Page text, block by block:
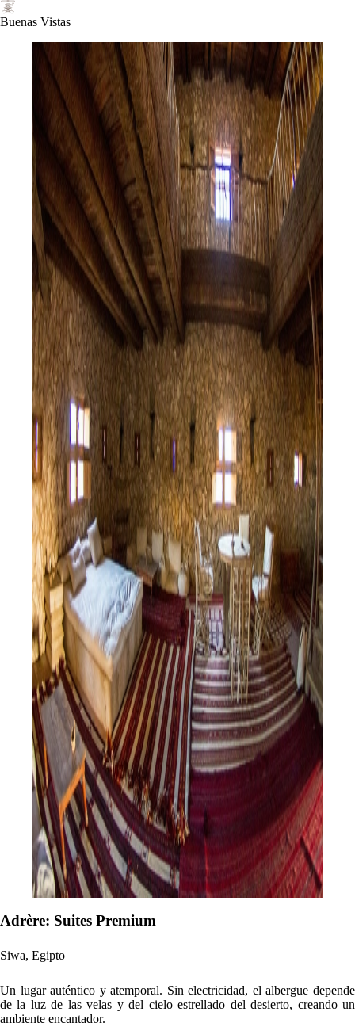
Buenas Vistas
Adrère: Suites Premium
Siwa, Egipto
Un lugar auténtico y atemporal. Sin electricidad, el albergue depende
de la luz de las velas y del cielo estrellado del desierto, creando un
ambiente encantador.